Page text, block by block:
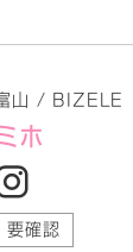
山 / BIZELE
ホ
要確認